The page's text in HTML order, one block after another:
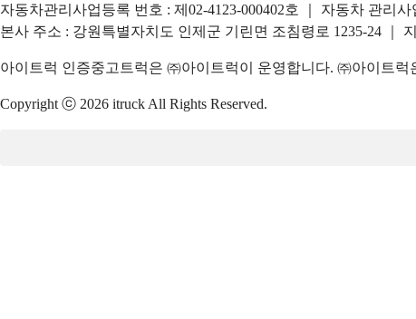
자동차관리사업등록 번호 : 제02-4123-000402호 ｜ 자동차 관리
본사 주소 : 강원특별자치도 인제군 기린면 조침령로 1235-24 ｜
아이트럭 인증중고트럭은 ㈜아이트럭이 운영합니다. ㈜아이트
Copyright ⓒ 2026 itruck All Rights Reserved.